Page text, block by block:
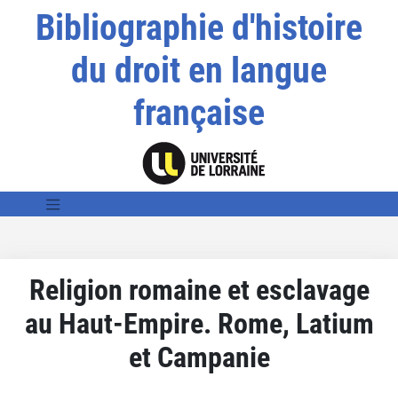
Bibliographie d'histoire
du droit en langue
française
Religion romaine et esclavage
au Haut-Empire. Rome, Latium
et Campanie